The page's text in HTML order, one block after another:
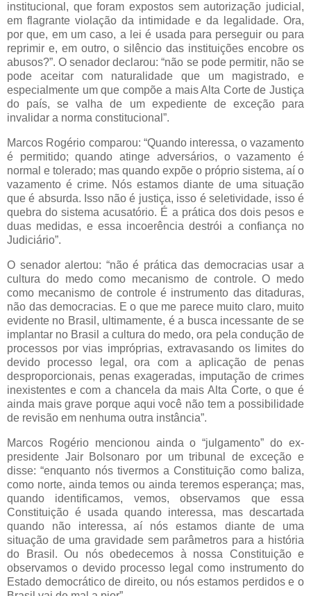
institucional, que foram expostos sem autorização judicial,
em flagrante violação da intimidade e da legalidade. Ora,
por que, em um caso, a lei é usada para perseguir ou para
reprimir e, em outro, o silêncio das instituições encobre os
abusos?”. O senador declarou: “não se pode permitir, não se
pode aceitar com naturalidade que um magistrado, e
especialmente um que compõe a mais Alta Corte de Justiça
do país, se valha de um expediente de exceção para
invalidar a norma constitucional”.
Marcos Rogério comparou: “Quando interessa, o vazamento
é permitido; quando atinge adversários, o vazamento é
normal e tolerado; mas quando expõe o próprio sistema, aí o
vazamento é crime. Nós estamos diante de uma situação
que é absurda. Isso não é justiça, isso é seletividade, isso é
quebra do sistema acusatório. É a prática dos dois pesos e
duas medidas, e essa incoerência destrói a confiança no
Judiciário”.
O senador alertou: “não é prática das democracias usar a
cultura do medo como mecanismo de controle. O medo
como mecanismo de controle é instrumento das ditaduras,
não das democracias. E o que me parece muito claro, muito
evidente no Brasil, ultimamente, é a busca incessante de se
implantar no Brasil a cultura do medo, ora pela condução de
processos por vias impróprias, extravasando os limites do
devido processo legal, ora com a aplicação de penas
desproporcionais, penas exageradas, imputação de crimes
inexistentes e com a chancela da mais Alta Corte, o que é
ainda mais grave porque aqui você não tem a possibilidade
de revisão em nenhuma outra instância”.
Marcos Rogério mencionou ainda o “julgamento” do ex-
presidente Jair Bolsonaro por um tribunal de exceção e
disse: “enquanto nós tivermos a Constituição como baliza,
como norte, ainda temos ou ainda teremos esperança; mas,
quando identificamos, vemos, observamos que essa
Constituição é usada quando interessa, mas descartada
quando não interessa, aí nós estamos diante de uma
situação de uma gravidade sem parâmetros para a história
do Brasil. Ou nós obedecemos à nossa Constituição e
observamos o devido processo legal como instrumento do
Estado democrático de direito, ou nós estamos perdidos e o